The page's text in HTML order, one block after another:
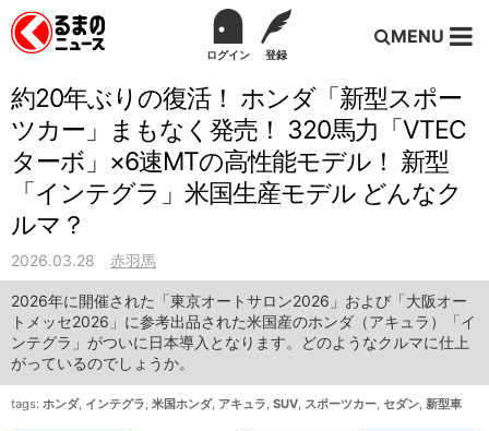
ログイン 登録
MENU
約20年ぶりの復活！ ホンダ「新型スポー
ツカー」まもなく発売！ 320馬力「VTEC
ターボ」×6速MTの高性能モデル！ 新型
「インテグラ」米国生産モデル どんなク
ルマ？
2026.03.28 赤羽馬
2026年に開催された「東京オートサロン2026」および「大阪オー
トメッセ2026」に参考出品された米国産のホンダ（アキュラ）「イ
ンテグラ」がついに日本導入となります。どのようなクルマに仕上
がっているのでしょうか。
tags: ホンダ, インテグラ, 米国ホンダ, アキュラ, SUV, スポーツカー, セダン, 新型車